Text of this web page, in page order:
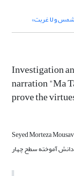
و لا غربت»
Investigation
narration "Ma
prove the
Seyed Morteza
دانش آموخته سطح چهار